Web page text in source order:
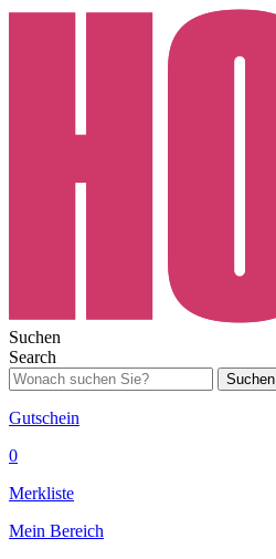
Suchen
Search
Suchen
Gutschein
0
Merkliste
Mein Bereich